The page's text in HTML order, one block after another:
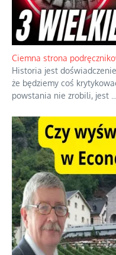
Szlachetna duma z
Jednym z dziedzictw
oceniania wszystkiego w
również polityki